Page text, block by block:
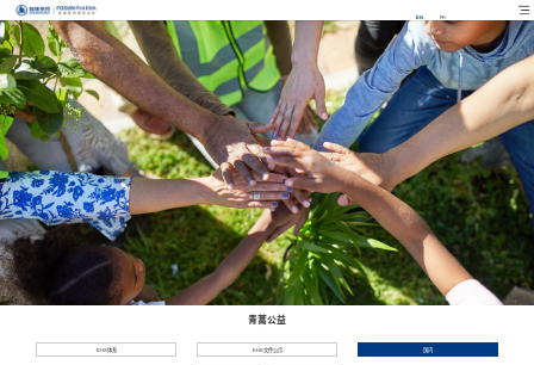
EN FR
青蒿公益
EHS体系 EHS文件公示 国内